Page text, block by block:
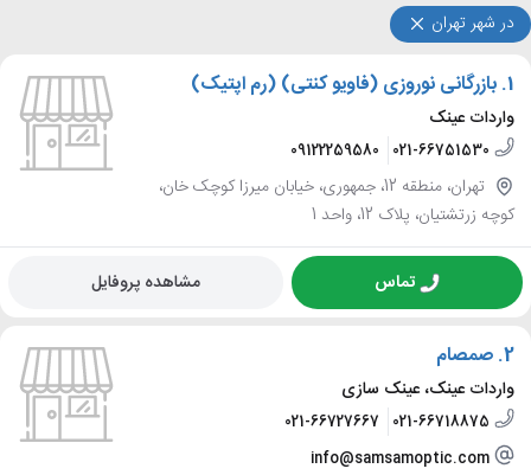
در شهر تهران
1. بازرگانی نوروزی (فاویو کنتی) (رم اپتیک)
واردات عینک
021-66751530
09122259580
تهران، منطقه 12، جمهوری، خیابان میرزا کوچک خان،
کوچه زرتشتیان، پلاک 12، واحد 1
تماس مشاهده پروفایل
2. صمصام
واردات عینک، عینک سازی
021-66718875
021-66727667
info@samsamoptic.com